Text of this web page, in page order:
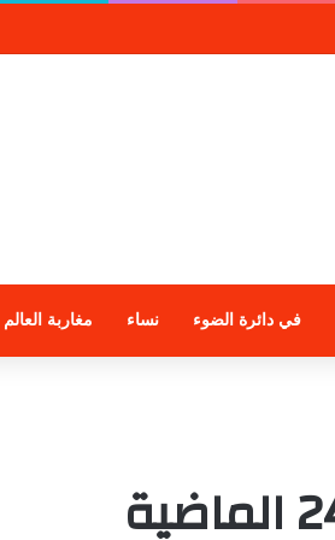
في دائرة الضوء نساء مغاربة العالم